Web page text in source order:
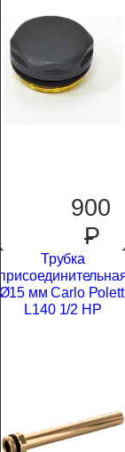
900
P
Трубка
Ø15 мм Carlo
L140 1/2 НР